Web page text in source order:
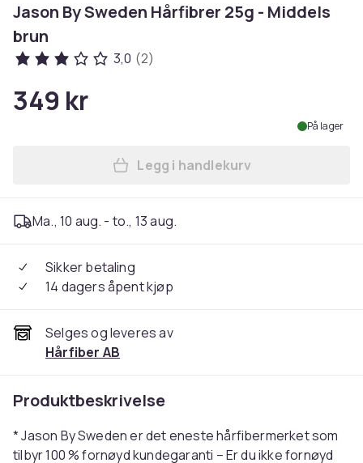
Jason By Sweden Hårfibrer 25g - Middels
brun
3,0 (2)
349 kr
På lager
Legg Jason By Sweden
Legg i handlekurv
Ma., 10 aug. - to., 13 aug.
Sikker betaling
14 dagers åpent kjøp
Selges og leveres av
Hårfiber AB
Produktbeskrivelse
* Jason By Sweden er det eneste hårfibermerket som
tilbyr 100 % fornøyd kundegaranti – Er du ikke fornøyd